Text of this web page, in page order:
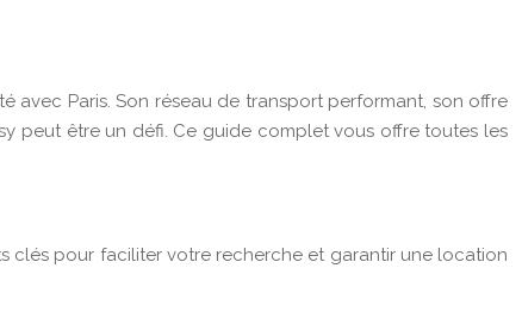
avec Paris. Son réseau de transport performant, son offre
peut être un défi. Ce guide complet vous offre toutes les
clés pour faciliter votre recherche et garantir une location